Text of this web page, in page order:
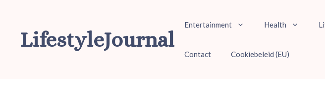
inhoudLifestyleJournal
Entertainment Health
Contact Cookiebeleid (EU)